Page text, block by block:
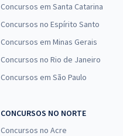
Concursos em Santa Catarina
Concursos no Espírito Santo
Concursos em Minas Gerais
Concursos no Rio de Janeiro
Concursos em São Paulo
CONCURSOS NO NORTE
Concursos no Acre